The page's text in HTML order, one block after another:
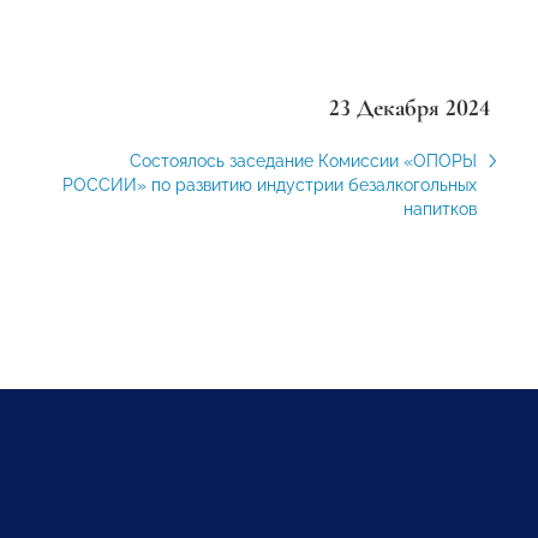
23 Декабря 2024
Состоялось заседание Комиссии «ОПОРЫ
РОССИИ» по развитию индустрии безалкогольных
напитков